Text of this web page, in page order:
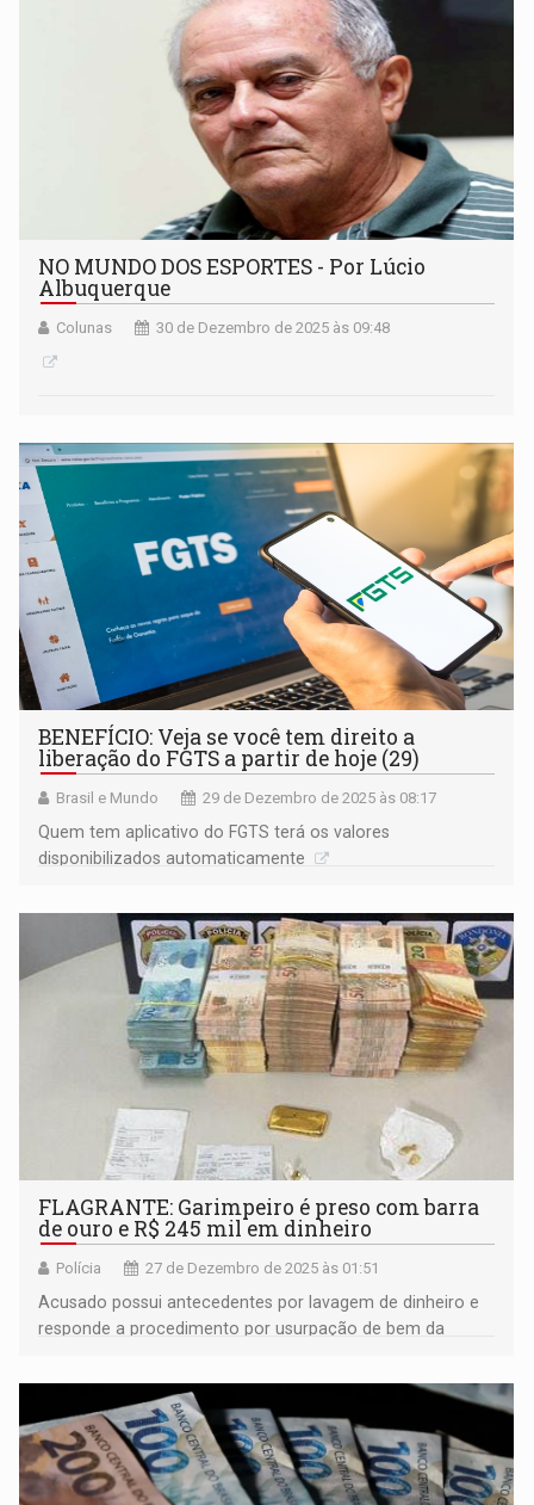
NO MUNDO DOS ESPORTES - Por Lúcio
Albuquerque
Colunas 30 de Dezembro de 2025 às 09:48
BENEFÍCIO: Veja se você tem direito a
liberação do FGTS a partir de hoje (29)
Brasil e Mundo 29 de Dezembro de 2025 às 08:17
Quem tem aplicativo do FGTS terá os valores
disponibilizados automaticamente
FLAGRANTE: Garimpeiro é preso com barra
de ouro e R$ 245 mil em dinheiro
Polícia 27 de Dezembro de 2025 às 01:51
Acusado possui antecedentes por lavagem de dinheiro e
responde a procedimento por usurpação de bem da